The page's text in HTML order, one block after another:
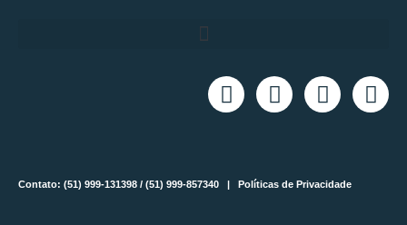
Contato: (51) 999-131398 / (51) 999-857340 | Políticas de Privacidade